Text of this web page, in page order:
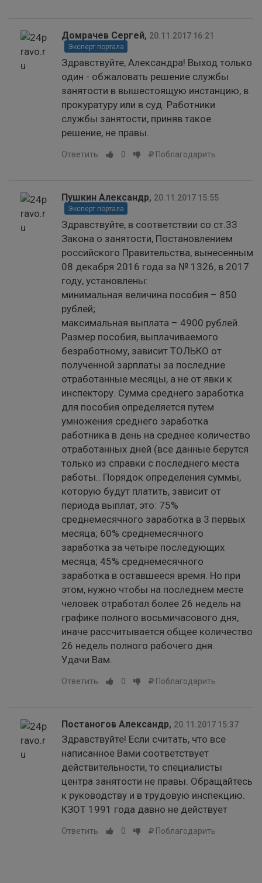
Домрачев Сергей, 20.11.2017 16:21
Эксперт портала
Здравствуйте, Александра! Выход только
один - обжаловать решение службы
занятости в вышестоящую инстанцию, в
прокуратуру или в суд. Работники
службы занятости, приняв такое
решение, не правы.
Ответить 0 Поблагодарить
Пушкин Александр, 20.11.2017 15:55
Эксперт портала
Здравствуйте, в соответствии со ст.33
Закона о занятости, Постановлением
российского Правительства, вынесенным
08 декабря 2016 года за № 1326, в 2017
году, установлены:
минимальная величина пособия – 850
рублей;
максимальная выплата – 4900 рублей.
Размер пособия, выплачиваемого
безработному, зависит ТОЛЬКО от
полученной зарплаты за последние
отработанные месяцы, а не от явки к
инспектору. Сумма среднего заработка
для пособия определяется путем
умножения среднего заработка
работника в день на среднее количество
отработанных дней (все данные берутся
только из справки с последнего места
работы.. Порядок определения суммы,
которую будут платить, зависит от
периода выплат, это: 75%
среднемесячного заработка в 3 первых
месяца; 60% среднемесячного
заработка за четыре последующих
месяца; 45% среднемесячного
заработка в оставшееся время. Но при
этом, нужно чтобы на последнем месте
человек отработал более 26 недель на
графике полного восьмичасового дня,
иначе рассчитывается общее количество
26 недель полного рабочего дня.
Удачи Вам.
Ответить 0 Поблагодарить
Постаногов Александр, 20.11.2017 15:37
Здравствуйте! Если считать, что все
написанное Вами соответствует
действительности, то специалисты
центра занятости не правы. Обращайтесь
к руководству и в трудовую инспекцию.
КЗОТ 1991 года давно не действует
Ответить 0 Поблагодарить